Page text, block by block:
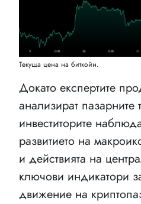
Текуща цена на биткойн.
Докато експертите
анализират пазарните
инвеститорите
развитието на
и действията на
ключови индикатори
движение на